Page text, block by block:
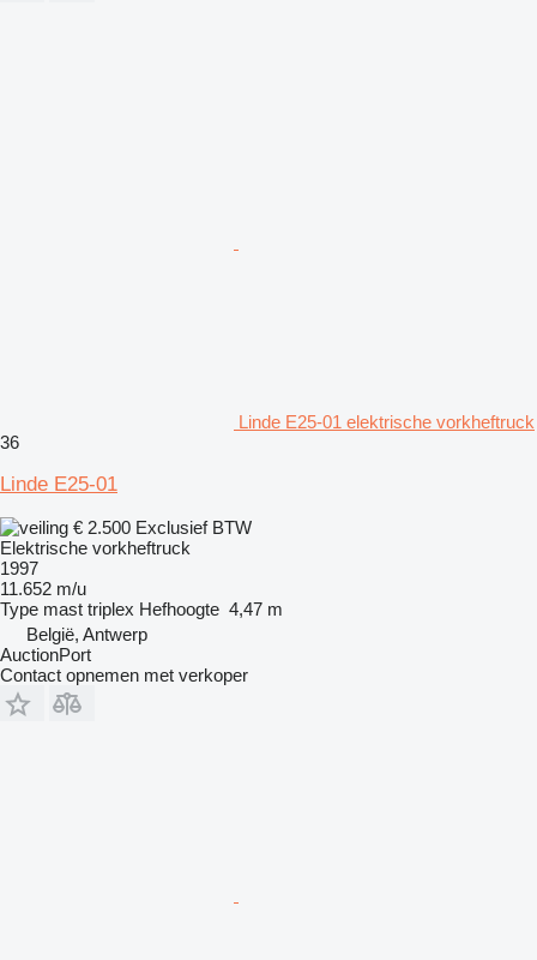
Linde E25-01 elektrische vorkheftruck
36
Linde E25-01
€ 2.500 Exclusief BTW
Elektrische vorkheftruck
1997
11.652 m/u
Type mast triplex Hefhoogte 4,47 m
België, Antwerp
AuctionPort
Contact opnemen met verkoper